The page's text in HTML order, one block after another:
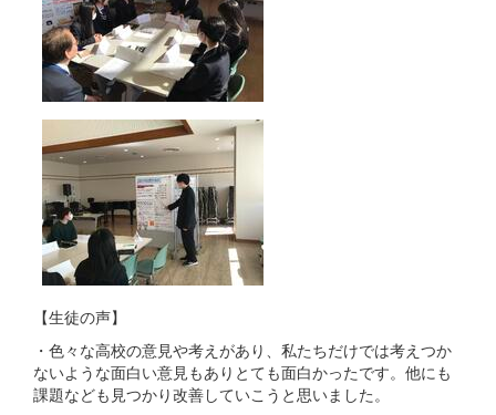
【生徒の声】
・色々な高校の意見や考えがあり、私たちだけでは考えつか
ないような面白い意見もありとても面白かったです。他にも
課題なども見つかり改善していこうと思いました。